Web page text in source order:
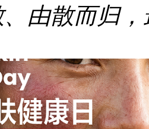
由散而归